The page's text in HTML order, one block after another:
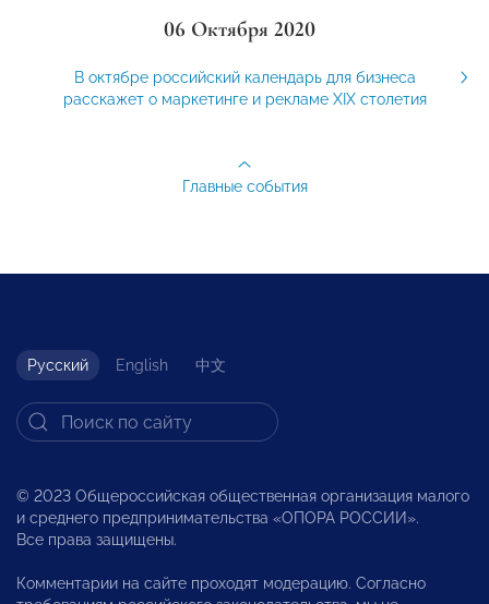
06 Октября 2020
В октябре российский календарь для бизнеса
расскажет о маркетинге и рекламе XIX столетия
Главные события
Русский English 中文
© 2023 Общероссийская общественная организация малого
и среднего предпринимательства «ОПОРА РОССИИ».
Все права защищены.
Комментарии на сайте проходят модерацию. Согласно